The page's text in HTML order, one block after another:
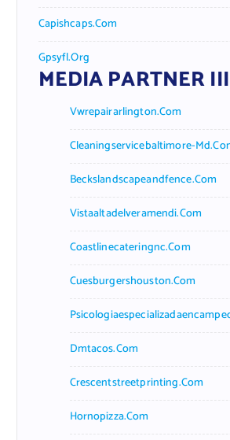
Capishcaps.com
Gpsyfl.org
MEDIA PARTNER III
Vwrepairarlington.com
Cleaningservicebaltimore-
Beckslandscapeandfence.com
Vistaaltadelveramendi.com
Coastlinecateringnc.com
Cuesburgershouston.com
Dmtacos.com
Crescentstreetprinting.com
Hornopizza.com